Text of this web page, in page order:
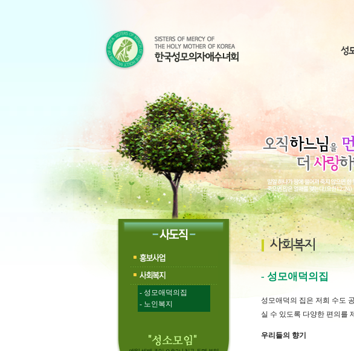
- 성모애덕의집
- 노인복지
- 성모애덕의집
성모애덕의 집은 저희 수도
실 수 있도록 다양한 편의를
우리들의 향기